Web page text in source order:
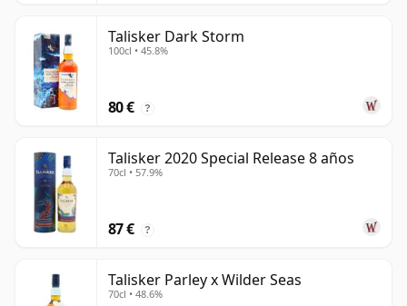
Talisker Dark Storm
100cl • 45.8%
80 € ?
Talisker 2020 Special Release 8 años
70cl • 57.9%
87 € ?
Talisker Parley x Wilder Seas
70cl • 48.6%